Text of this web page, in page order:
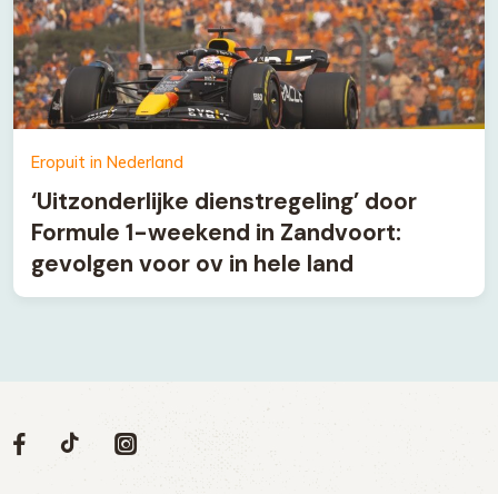
Eropuit in Nederland
‘Uitzonderlijke dienstregeling’ door
Formule 1-weekend in Zandvoort:
gevolgen voor ov in hele land
Volg
Social
Volg
Volg
Volg